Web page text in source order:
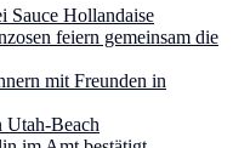
Sauce Hollandaise
feiern gemeinsam die
mit Freunden in
Utah-Beach